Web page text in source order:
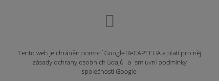
Tento web je chráněn pomocí Google ReCAPTCHA a platí pro něj
zásady ochrany osobních údajů a smluvní podmínky
společnosti Google.